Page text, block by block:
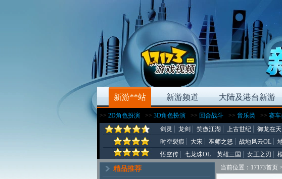
新游**站 新游频道 大陆及港台新游
>> 2D角色扮演 >> 3D角色扮演 >> 回合战斗 >> 音乐类 >> 赛
剑灵
龙剑 笑傲江湖 上古世纪 御龙在天
时空裂痕
大宋 巫师之怒 战地风云OL
悟空传
七龙珠OL 英雄三国 女王之刃
精品推荐 当前位置： 17173首页 >